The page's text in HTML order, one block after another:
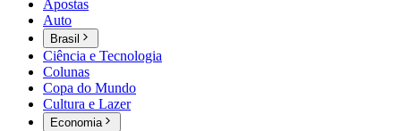
Apostas
Auto
Brasil
Ciência e Tecnologia
Colunas
Copa do Mundo
Cultura e Lazer
Economia